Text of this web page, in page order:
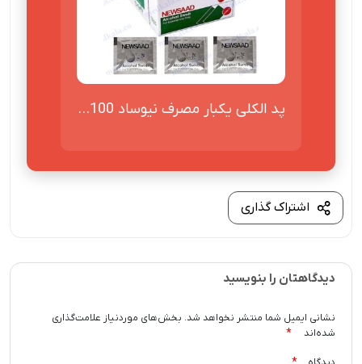
پد الکلی یکبار مصرف نیوساد 100...
اشتراک گذاری
دیدگاهتان را بنویسید
نشانی ایمیل شما منتشر نخواهد شد. بخش‌های موردنیاز علامت‌گذاری
شده‌اند
*